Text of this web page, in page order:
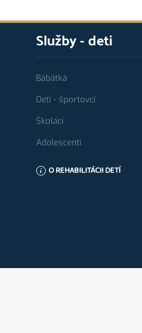
Služby - deti
Bábätká
Deti - športovci
Školáci
Adolescenti
O REHABILITÁCII DETÍ